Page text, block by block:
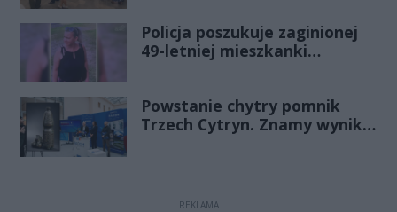
Policja poszukuje zaginionej
49-letniej mieszkanki
Powstanie chytry pomnik
Trzech Cytryn. Znamy wyniki
REKLAMA